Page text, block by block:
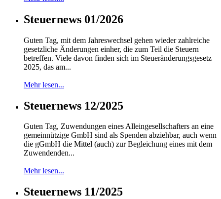
Steuernews 01/2026
Guten Tag, mit dem Jahreswechsel gehen wieder zahlreiche
gesetzliche Änderungen einher, die zum Teil die Steuern
betreffen. Viele davon finden sich im Steueränderungsgesetz
2025, das am...
Mehr lesen...
Steuernews 12/2025
Guten Tag, Zuwendungen eines Alleingesellschafters an eine
gemeinnützige GmbH sind als Spenden abziehbar, auch wenn
die gGmbH die Mittel (auch) zur Begleichung eines mit dem
Zuwendenden...
Mehr lesen...
Steuernews 11/2025